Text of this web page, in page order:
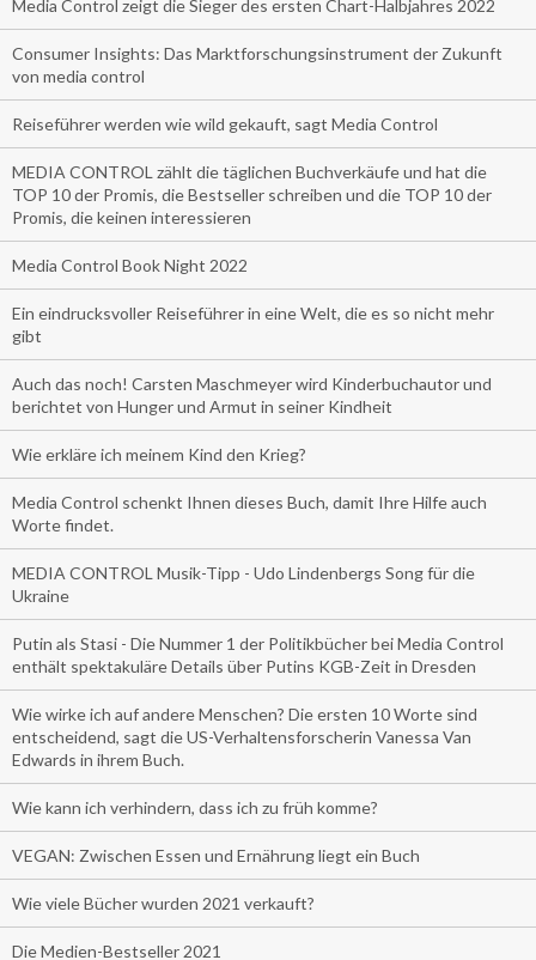
Media Control zeigt die Sieger des ersten Chart-Halbjahres 2022
Consumer Insights: Das Marktforschungsinstrument der Zukunft
von media control
Reiseführer werden wie wild gekauft, sagt Media Control
MEDIA CONTROL zählt die täglichen Buchverkäufe und hat die
TOP 10 der Promis, die Bestseller schreiben und die TOP 10 der
Promis, die keinen interessieren
Media Control Book Night 2022
Ein eindrucksvoller Reiseführer in eine Welt, die es so nicht mehr
gibt
Auch das noch! Carsten Maschmeyer wird Kinderbuchautor und
berichtet von Hunger und Armut in seiner Kindheit
Wie erkläre ich meinem Kind den Krieg?
Media Control schenkt Ihnen dieses Buch, damit Ihre Hilfe auch
Worte findet.
MEDIA CONTROL Musik-Tipp - Udo Lindenbergs Song für die
Ukraine
Putin als Stasi - Die Nummer 1 der Politikbücher bei Media Control
enthält spektakuläre Details über Putins KGB-Zeit in Dresden
Wie wirke ich auf andere Menschen? Die ersten 10 Worte sind
entscheidend, sagt die US-Verhaltensforscherin Vanessa Van
Edwards in ihrem Buch.
Wie kann ich verhindern, dass ich zu früh komme?
VEGAN: Zwischen Essen und Ernährung liegt ein Buch
Wie viele Bücher wurden 2021 verkauft?
Die Medien-Bestseller 2021